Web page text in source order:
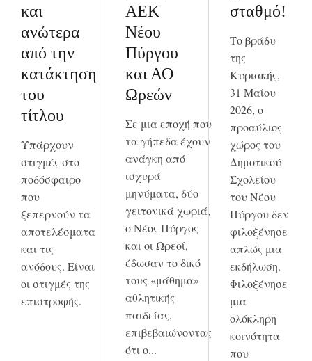
και
ανώτερα
από την
κατάκτηση
του
τίτλου
Υπάρχουν
στιγμές στο
ποδόσφαιρο
που
ξεπερνούν τα
αποτελέσματα
και τις
ανόδους. Είναι
οι στιγμές της
επιστροφής.
ΑΕΚ
Νέου
Πύργου
και ΑΟ
Ωρεών
Σε μια εποχή που
τα γήπεδα έχουν
ανάγκη από
ισχυρά
μηνύματα, δύο
γειτονικά χωριά,
ο Νέος Πύργος
και οι Ωρεοί,
έδωσαν το δικό
τους «μάθημα»
αθλητικής
παιδείας,
επιβεβαιώνοντας
ότι ο...
σταθμό!
Το βράδυ
της
Κυριακής,
31 Μαΐου
2026, ο
προαύλιος
χώρος του
Δημοτικού
Σχολείου
του Νέου
Πύργου δεν
φιλοξένησε
απλώς μια
εκδήλωση.
Φιλοξένησε
μια
ολόκληρη
κοινότητα
που